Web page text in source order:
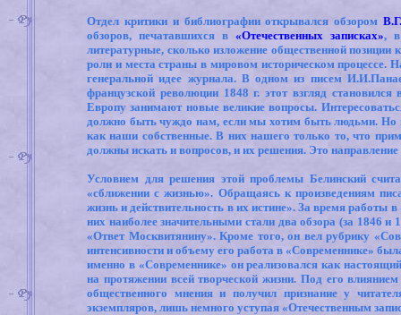
Отдел критики и библиографии открывался обзором
обзоров, печатавшихся в «Отечественных записках», в
литературные, сколько изложение общественной
роли и места страны в мировом историческом процессе.
генеральной идее журнала. В одном из писем
французской революции 1848 г. этот взгляд
Европу занимают новые великие вопросы.
должно быть чуждо нам, если мы хотим быть людьми. Но
как наши собственные. В них нашего только то, что
должны искать и вопросов, и их решения. Это направление
Условием для решения этой проблемы Белинский
«сближении с жизнью». Обращаясь к произведениям
жизнь и действительность в их истине». За время работы
них наиболее значительными стали два обзора (за 1846
«Ответ Москвитянину». Кроме того, он вел рубрику
интенсивности и объему его работа в «Современнике»
именно в «Современнике» он реализовался как
на протяжении всей творческой жизни. Под его
общественного мнения и получил признание у
экземпляров, лишь немного уступая «Отечественным